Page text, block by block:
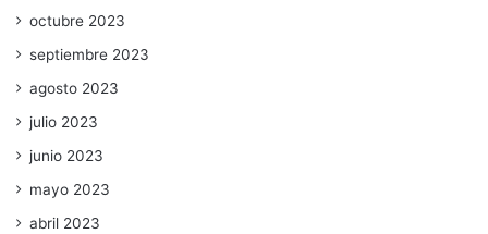
octubre 2023
septiembre 2023
agosto 2023
julio 2023
junio 2023
mayo 2023
abril 2023